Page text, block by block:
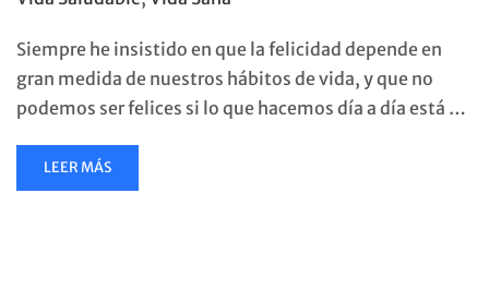
Siempre he insistido en que la felicidad depende en
gran medida de nuestros hábitos de vida, y que no
podemos ser felices si lo que hacemos día a día está …
READ
MORE
LEER MÁS